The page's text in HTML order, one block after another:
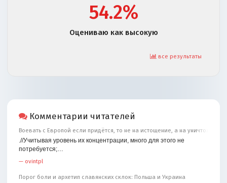
54.2%
Оцениваю как высокую
все результаты
Комментарии читателей
Воевать с Европой если придётся, то не на истощение, а на уничтожение
.//Учитывая уровень их концентрации, много для этого не
потребуется;…
— ovintpl
Порог боли и архетип славянских склок: Польша и Украина